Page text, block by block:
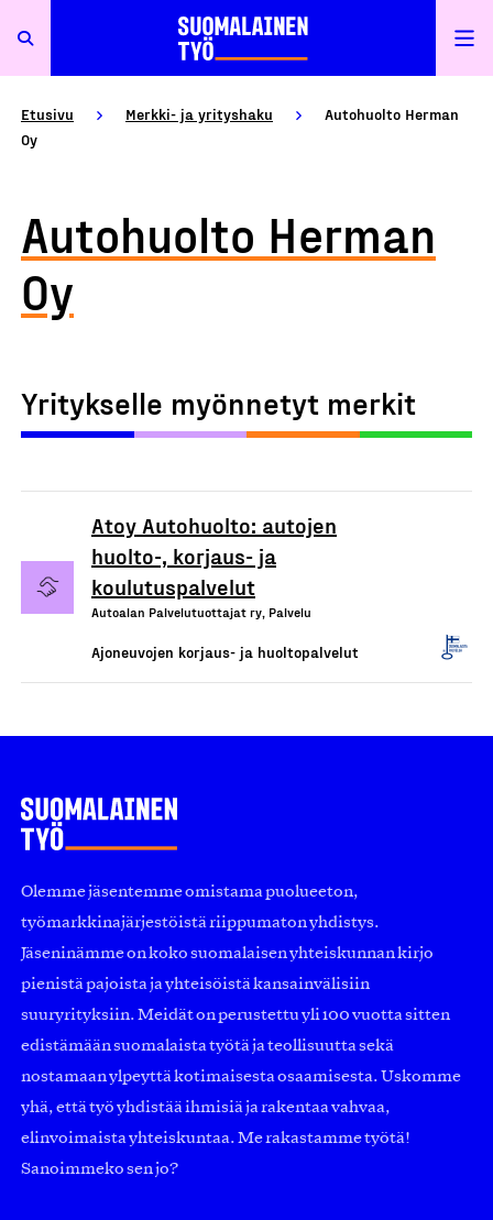
Etusivu Merkki- ja yrityshaku
Autohuolto Herman
Oy
Autohuolto Herman
Oy
Yritykselle myönnetyt merkit
Atoy Autohuolto: autojen
huolto-, korjaus- ja
koulutuspalvelut
Autoalan Palvelutuottajat ry, Palvelu
Ajoneuvojen korjaus- ja huoltopalvelut
Olemme jäsentemme omistama puolueeton,
työmarkkinajärjestöistä riippumaton yhdistys.
Jäseninämme on koko suomalaisen yhteiskunnan kirjo
pienistä pajoista ja yhteisöistä kansainvälisiin
suuryrityksiin. Meidät on perustettu yli 100 vuotta sitten
edistämään suomalaista työtä ja teollisuutta sekä
nostamaan ylpeyttä kotimaisesta osaamisesta. Uskomme
yhä, että työ yhdistää ihmisiä ja rakentaa vahvaa,
elinvoimaista yhteiskuntaa. Me rakastamme työtä!
Sanoimmeko sen jo?